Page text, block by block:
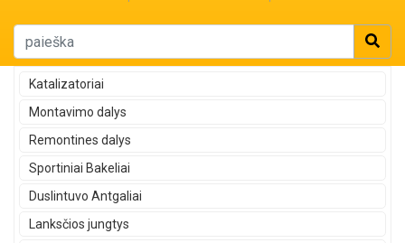
Katalizatoriai
Montavimo dalys
Remontines dalys
Sportiniai Bakeliai
Duslintuvo Antgaliai
Lanksčios jungtys